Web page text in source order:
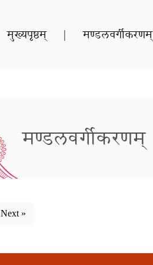
मुख्यपृष्ठम् | मण्डलवर्गीकरणम्
मण्डलवर्गीकरणम्
Next »